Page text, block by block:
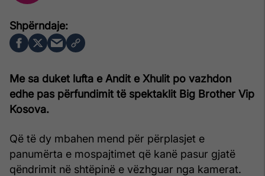
Me sa duket lufta e Andit e Xhulit po vazhdon
edhe pas përfundimit të spektaklit Big Brother Vip
Kosova.
Që të dy mbahen mend për përplasjet e
panumërta e mospajtimet që kanë pasur gjatë
qëndrimit në shtëpinë e vëzhguar nga kamerat.